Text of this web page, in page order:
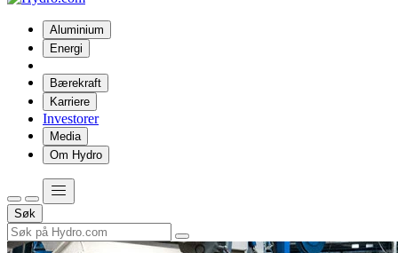
Aluminium
Energi
Bærekraft
Karriere
Investorer
Media
Om Hydro
Søk